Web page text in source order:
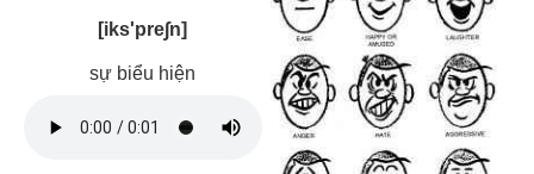
[iks'pre∫n]
sự biểu hiện